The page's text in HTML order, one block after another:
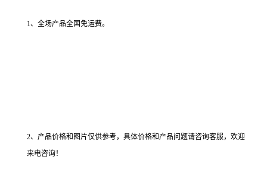
1、全场产品全国免运费。
2、产品价格和图片仅供参考，具体价格和产品问题请咨询客服，欢迎
来电咨询！